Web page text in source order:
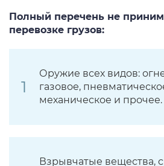
Полный перечень не
перевозке грузов:
Оружие всех видов:
газовое,
механическое и прочее.
Взрывчатые вещества,